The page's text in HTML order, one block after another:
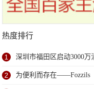
热度排行
1 深圳市福田区启动3000万
2 为便利而存在——Fozzils